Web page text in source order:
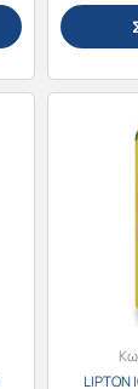
LIPTON